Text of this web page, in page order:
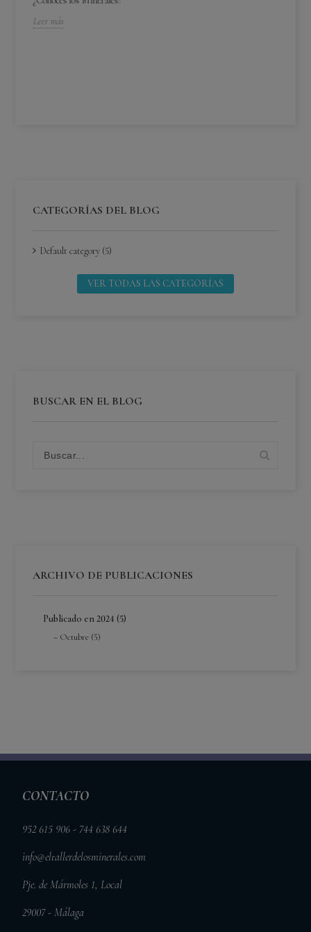
Leer más
CATEGORÍAS DEL BLOG
Default category (5)
VER TODAS LAS CATEGORÍAS
BUSCAR EN EL BLOG
ARCHIVO DE PUBLICACIONES
Publicado en 2024 (5)
Octubre (5)
CONTACTO
952 615 906 - 744 638 644
info@eltallerdelosminerales.com
Pje. de Mármoles 1, Local
29007 - Málaga